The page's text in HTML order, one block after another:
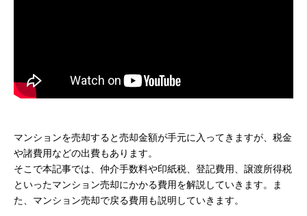
マンションを売却すると売却金額が手元に入ってきますが、税金
や諸費用などの出費もあります。
そこで本記事では、仲介手数料や印紙税、登記費用、譲渡所得税
といったマンション売却にかかる費用を解説していきます。ま
た、マンション売却で戻る費用も説明していきます。